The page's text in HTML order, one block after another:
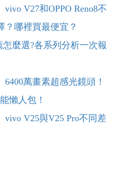
vivo V27和OPPO Reno8不
？哪裡買最便宜？
麼選?各系列分析一次報
6400萬畫素超感光鏡頭！
懶人包！
vivo V25與V25 Pro不同差